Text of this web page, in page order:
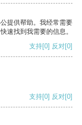
提供帮助。我经常需要
速找到我需要的信息。
支持[0] 反对[0]
支持[0] 反对[0]